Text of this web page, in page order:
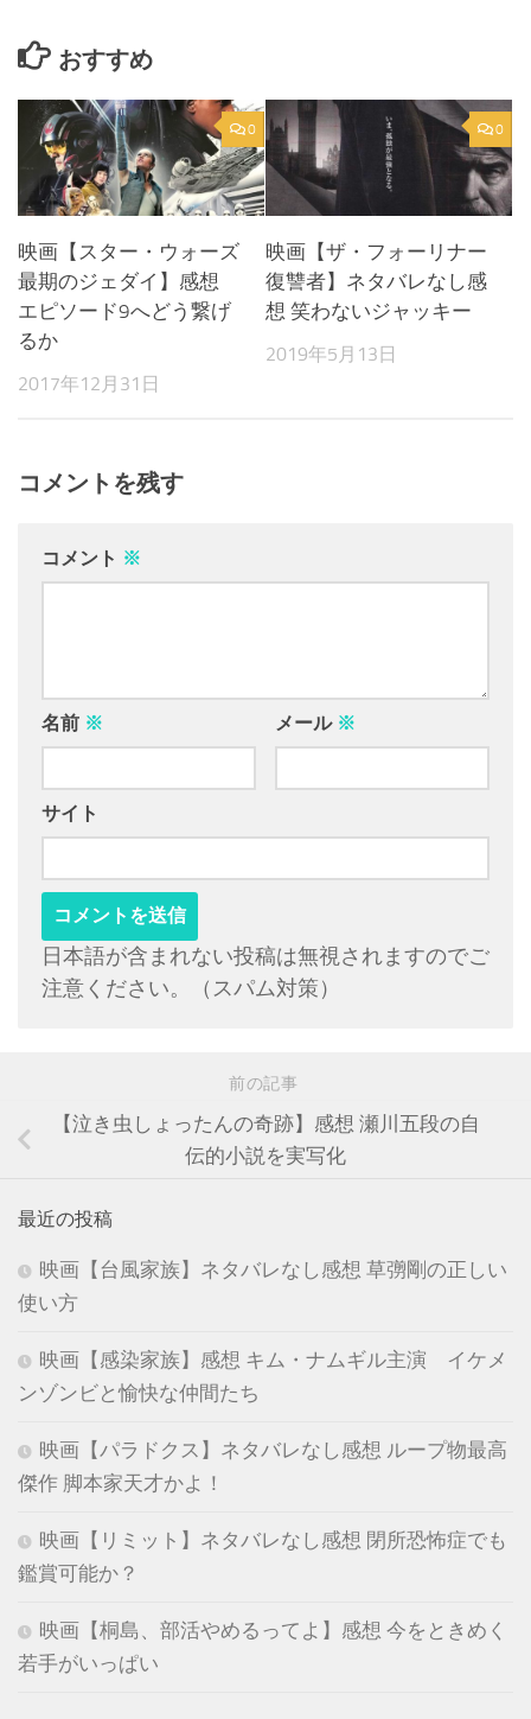
おすすめ
0
映画【スター・ウォーズ
最期のジェダイ】感想
エピソード9へどう繋げ
るか
2017年12月31日
0
映画【ザ・フォーリナー
復讐者】ネタバレなし感
想 笑わないジャッキー
2019年5月13日
コメントを残す
コメント ※
名前 ※ メール ※
サイト
日本語が含まれない投稿は無視されますのでご
注意ください。（スパム対策）
前の記事
【泣き虫しょったんの奇跡】感想 瀬川五段の自
伝的小説を実写化
最近の投稿
映画【台風家族】ネタバレなし感想 草彅剛の正しい
使い方
映画【感染家族】感想 キム・ナムギル主演 イケメ
ンゾンビと愉快な仲間たち
映画【パラドクス】ネタバレなし感想 ループ物最高
傑作 脚本家天才かよ！
映画【リミット】ネタバレなし感想 閉所恐怖症でも
鑑賞可能か？
映画【桐島、部活やめるってよ】感想 今をときめく
若手がいっぱい